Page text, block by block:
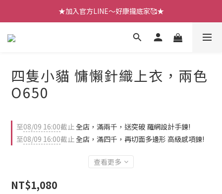
【七月新品】上架了!! 限時折扣優惠😍
【七月新品】上架了!! 限時折扣優惠😍
【四月新品】趕緊來逛逛🎁
【七月新品】上架了!! 限時折扣優惠😍
四隻小貓 慵懶針織上衣，兩色
O650
至08/09 16:00截止全店，滿兩千，送突破 羅網設計手鍊!
至08/09 16:00截止全店，滿四千，再切面多邊形 高級感項鍊!
查看更多
NT$1,080